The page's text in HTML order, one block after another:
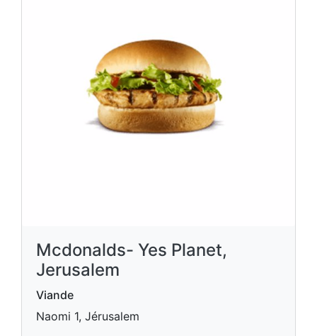
Mcdonalds- Yes Planet,
Jerusalem
Viande
Naomi 1, Jérusalem